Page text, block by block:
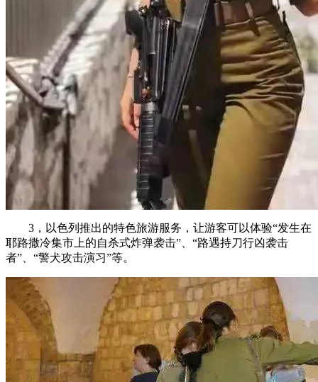
3，以色列推出的特色旅游服务，让游客可以体验“发生在
耶路撒冷集市上的自杀式炸弹袭击”、“路遇持刀行凶袭击
者”、“警犬攻击演习”等。